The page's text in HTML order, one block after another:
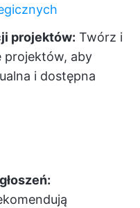
projektów: Twórz i
projektów, aby
i dostępna